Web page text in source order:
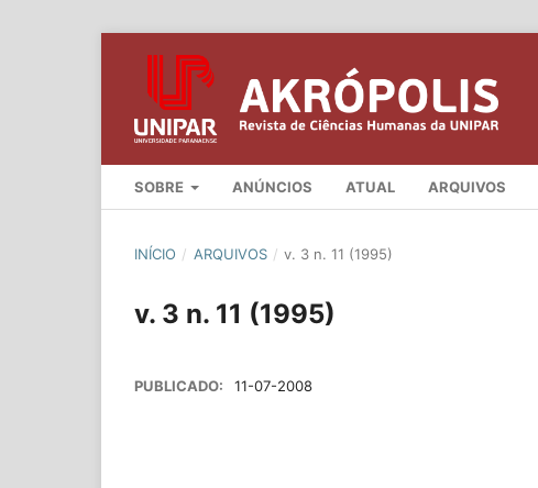
SOBRE ANÚNCIOS ATUAL ARQUIVOS
INÍCIO / ARQUIVOS / v. 3 n. 11 (1995)
v. 3 n. 11 (1995)
PUBLICADO: 11-07-2008